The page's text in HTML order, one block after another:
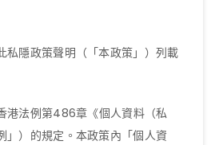
私隱政策聲明（「本政策」）列載
港法例第486章《個人資料（私
」）的規定。本政策內「個人資